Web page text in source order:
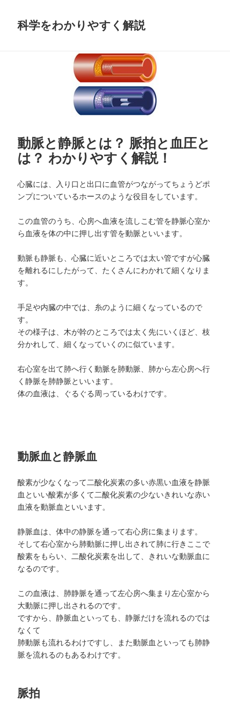
科学をわかりやすく解説
動脈と静脈とは？ 脈拍と血圧と
は？ わかりやすく解説！
心臓には、入り口と出口に血管がつながってちょうどポ
ンプについているホースのような役目をしています。
この血管のうち、心房へ血液を流しこむ管を静脈心室か
ら血液を体の中に押し出す管を動脈といいます。
動脈も静脈も、心臓に近いところでは太い管ですが心臓
を離れるにしたがって、たくさんにわかれて細くなりま
す。
手足や内臓の中では、糸のように細くなっているので
す。
その様子は、木が幹のところでは太く先にいくほど、枝
分かれして、細くなっていくのに似ています。
右心室を出て肺へ行く動脈を肺動脈、肺から左心房へ行
く静脈を肺静脈といいます。
体の血液は、ぐるぐる周っているわけです。
動脈血と静脈血
酸素が少なくなって二酸化炭素の多い赤黒い血液を静脈
血といい酸素が多くて二酸化炭素の少ないきれいな赤い
血液を動脈血といいます。
静脈血は、体中の静脈を通って右心房に集まります。
そして右心室から肺動脈に押し出されて肺に行きここで
酸素をもらい、二酸化炭素を出して、きれいな動脈血に
なるのです。
この血液は、肺静脈を通って左心房へ集まり左心室から
大動脈に押し出されるのです。
ですから、静脈血といっても、静脈だけを流れるのでは
なくて
肺動脈も流れるわけですし、また動脈血といっても肺静
脈を流れるのもあるわけです。
脈拍